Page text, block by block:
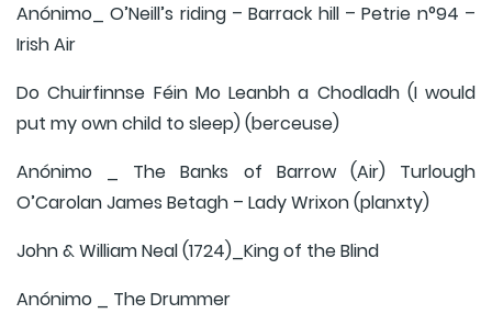
Anónimo_ O’Neill’s riding – Barrack hill – Petrie n°94 –
Irish Air
Do Chuirfinnse Féin Mo Leanbh a Chodladh (I would
put my own child to sleep) (berceuse)
Anónimo _ The Banks of Barrow (Air) Turlough
O’Carolan James Betagh – Lady Wrixon (planxty)
John & William Neal (1724)_King of the Blind
Anónimo _ The Drummer